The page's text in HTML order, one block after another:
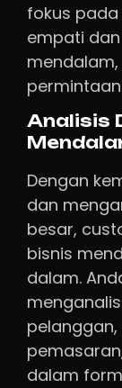
fokus
empati
Analisis
Dengan
dan
besar,
bisnis
dalam.
dalam